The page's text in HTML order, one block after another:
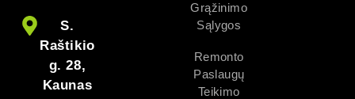
S.
Raštikio
g. 28,
Kaunas
Grąžinimo
Sąlygos
Remonto
Paslaugų
Teikimo